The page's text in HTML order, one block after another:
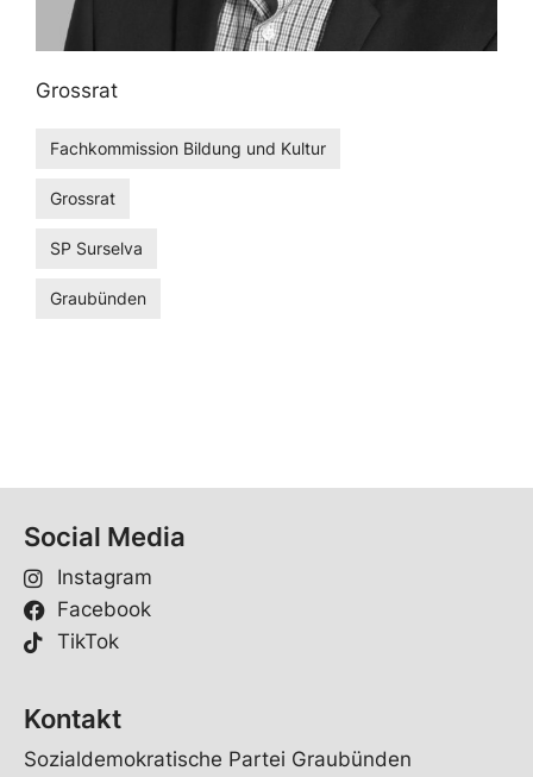
Grossrat
Fachkommission Bildung und Kultur
Grossrat
SP Surselva
Graubünden
Social Media
Instagram
Facebook
TikTok
Kontakt
Sozialdemokratische Partei Graubünden